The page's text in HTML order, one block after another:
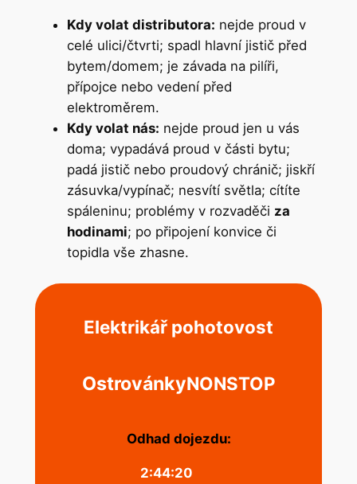
Kdy volat distributora: nejde proud v
celé ulici/čtvrti; spadl hlavní jistič před
bytem/domem; je závada na pilíři,
přípojce nebo vedení před
elektroměrem.
Kdy volat nás: nejde proud jen u vás
doma; vypadává proud v části bytu;
padá jistič nebo proudový chránič; jiskří
zásuvka/vypínač; nesvítí světla; cítíte
spáleninu; problémy v rozvaděči za
hodinami; po připojení konvice či
topidla vše zhasne.
Elektrikář pohotovost
OstrovánkyNONSTOP
Odhad dojezdu:
2:44:20